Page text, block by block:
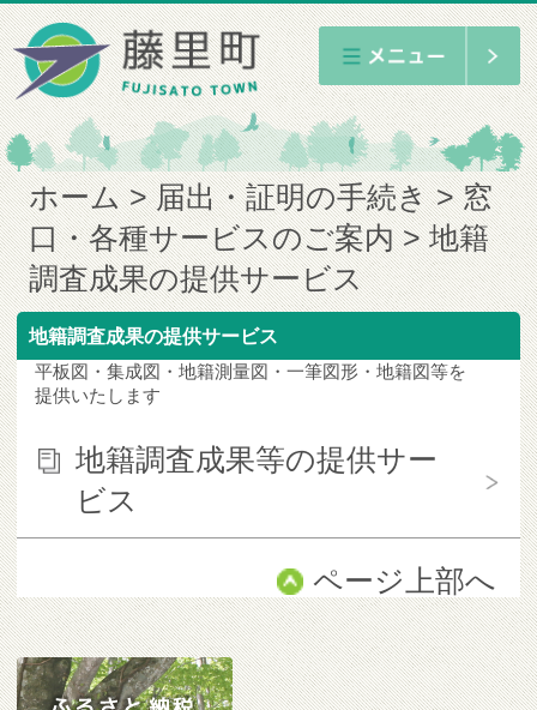
ホーム 届出・証明の手続き
窓
口・各種サービスのご案内
地籍
調査成果の提供サービス
地籍調査成果の提供サービス
平板図・集成図・地籍測量図・一筆図形・地籍図等を
提供いたします
地籍調査成果等の提供サー
ビス
ページ上部へ